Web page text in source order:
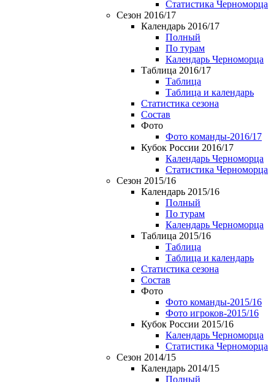
Статистика Черноморца
Сезон 2016/17
Календарь 2016/17
Полный
По турам
Календарь Черноморца
Таблица 2016/17
Таблица
Таблица и календарь
Статистика сезона
Состав
Фото
Фото команды-2016/17
Кубок России 2016/17
Календарь Черноморца
Статистика Черноморца
Сезон 2015/16
Календарь 2015/16
Полный
По турам
Календарь Черноморца
Таблица 2015/16
Таблица
Таблица и календарь
Статистика сезона
Состав
Фото
Фото команды-2015/16
Фото игроков-2015/16
Кубок России 2015/16
Календарь Черноморца
Статистика Черноморца
Сезон 2014/15
Календарь 2014/15
Полный